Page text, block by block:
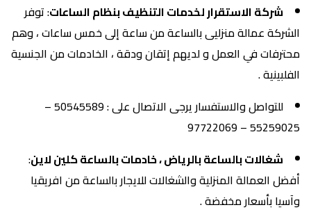
شركة الاستقرار لخدمات التنظيف بنظام الساعات: توفر
الشركة عمالة منزليى بالساعة من ساعة إلى خمس ساعات ، وهم
محترفات في العمل و لديهم إتقان ودقة ، الخادمات من الجنسية
الفلبينية .
للتواصل والاستفسار يرجى الاتصال على : 50545589 –
55259025 – 97722069
شغالات بالساعة بالرياض ، خادمات بالساعة كلين لاين:
أفضل العمالة المنزلية والشغالات للايجار بالساعة من افريقيا
وآسيا بأسعار مخفضة .